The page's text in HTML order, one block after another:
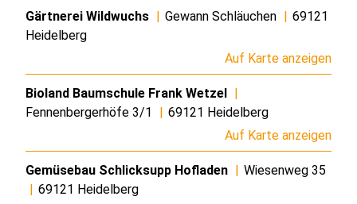
Gärtnerei Wildwuchs Gewann Schläuchen
69121
Heidelberg
Auf Karte anzeigen
Bioland Baumschule Frank Wetzel
Fennenbergerhöfe 3/1
69121 Heidelberg
Auf Karte anzeigen
Gemüsebau Schlicksupp Hofladen
Wiesenweg 35
69121 Heidelberg